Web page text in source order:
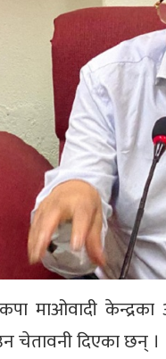
माओवादी केन्द्रका
चेतावनी दिएका छन् ।